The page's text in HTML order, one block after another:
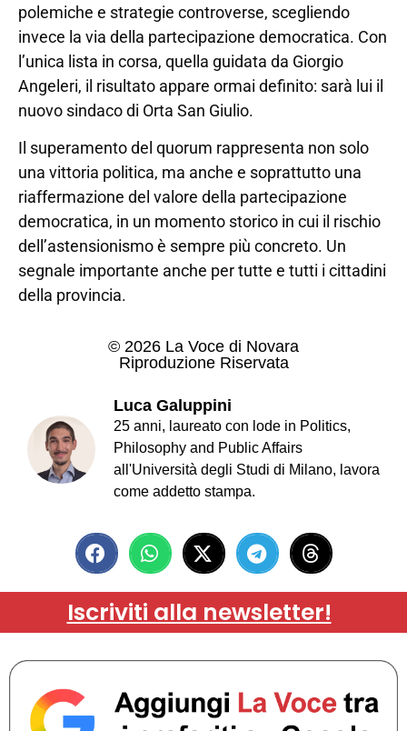
polemiche e strategie controverse, scegliendo
invece la via della partecipazione democratica. Con
l’unica lista in corsa, quella guidata da Giorgio
Angeleri, il risultato appare ormai definito: sarà lui il
nuovo sindaco di Orta San Giulio.
Il superamento del quorum rappresenta non solo
una vittoria politica, ma anche e soprattutto una
riaffermazione del valore della partecipazione
democratica, in un momento storico in cui il rischio
dell’astensionismo è sempre più concreto. Un
segnale importante anche per tutte e tutti i cittadini
della provincia.
© 2026 La Voce di Novara
Riproduzione Riservata
Luca Galuppini
25 anni, laureato con lode in Politics,
Philosophy and Public Affairs
all'Università degli Studi di Milano, lavora
come addetto stampa.
Iscriviti alla newsletter!